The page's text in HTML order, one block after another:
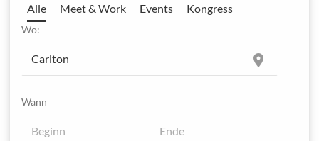
Alle Meet & Work Events Kongress
Wo:
location_on
Wann